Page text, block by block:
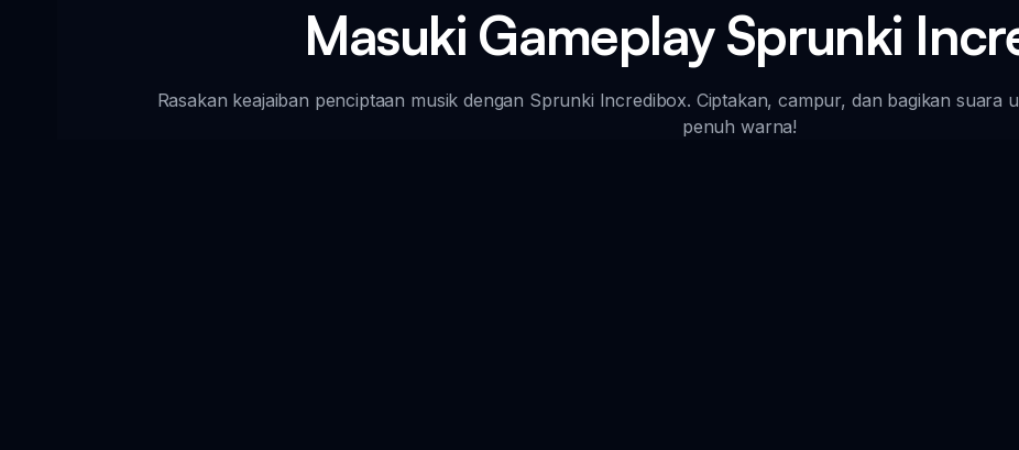
Masuki Gameplay Sprunki
Rasakan keajaiban penciptaan musik dengan Sprunki Incredibox. Ciptakan, campur, dan bagikan suara
penuh warna!